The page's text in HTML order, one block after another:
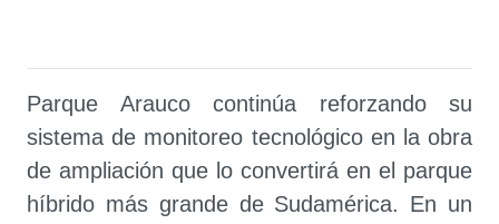
Parque Arauco continúa reforzando su
sistema de monitoreo tecnológico en la obra
de ampliación que lo convertirá en el parque
híbrido más grande de Sudamérica. En un